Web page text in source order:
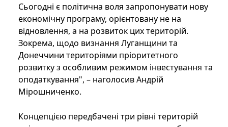
Сьогодні є політична воля запропонувати нову
економічну програму, орієнтовану не на
відновлення, а на розвиток цих територій.
Зокрема, щодо визнання Луганщини та
Донеччини територіями пріоритетного
розвитку з особливим режимом інвестування та
оподаткування", – наголосив Андрій
Мірошниченко.
Концепцією передбачені три рівні територій